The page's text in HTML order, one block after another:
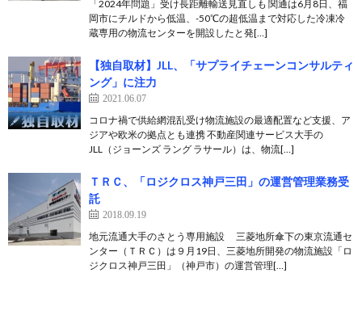
「2024年問題」受け長距離輸送見直しも 関通は6月8日、福
岡市にチルドから低温、-50℃の超低温まで対応した冷凍冷
蔵専用の物流センターを開設したと発[…]
【独自取材】JLL、「サプライチェーンコンサルティ
ング」に注力
2021.06.07
コロナ禍で供給網混乱受け物流施設の最適配置など支援、ア
ジアや欧米の拠点とも連携 不動産関連サービス大手の
JLL（ジョーンズ ラング ラサール）は、物流[…]
ＴＲＣ、「ロジクロス神戸三田」の運営管理業務受
託
2018.09.19
地元流通大手のさとう専用施設 三菱地所傘下の東京流通セ
ンター（ＴＲＣ）は９月19日、三菱地所開発の物流施設「ロ
ジクロス神戸三田」（神戸市）の運営管理[…]